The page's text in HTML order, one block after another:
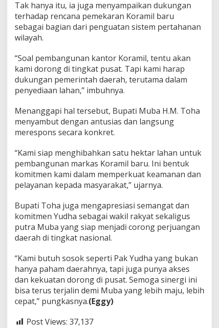
Tak hanya itu, ia juga menyampaikan dukungan
terhadap rencana pemekaran Koramil baru
sebagai bagian dari penguatan sistem pertahanan
wilayah.
“Soal pembangunan kantor Koramil, tentu akan
kami dorong di tingkat pusat. Tapi kami harap
dukungan pemerintah daerah, terutama dalam
penyediaan lahan,” imbuhnya.
Menanggapi hal tersebut, Bupati Muba H.M. Toha
menyambut dengan antusias dan langsung
merespons secara konkret.
“Kami siap menghibahkan satu hektar lahan untuk
pembangunan markas Koramil baru. Ini bentuk
komitmen kami dalam memperkuat keamanan dan
pelayanan kepada masyarakat,” ujarnya.
Bupati Toha juga mengapresiasi semangat dan
komitmen Yudha sebagai wakil rakyat sekaligus
putra Muba yang siap menjadi corong perjuangan
daerah di tingkat nasional.
“Kami butuh sosok seperti Pak Yudha yang bukan
hanya paham daerahnya, tapi juga punya akses
dan kekuatan dorong di pusat. Semoga sinergi ini
bisa terus terjalin demi Muba yang lebih maju, lebih
cepat,” pungkasnya.(Eggy)
Post Views: 37,137